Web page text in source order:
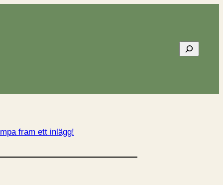
Sök
fram ett inlägg!